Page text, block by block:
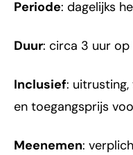
Periode: dagelijks
Duur: circa 3 uur
Inclusief:
en toegangsprijs
Meenemen: